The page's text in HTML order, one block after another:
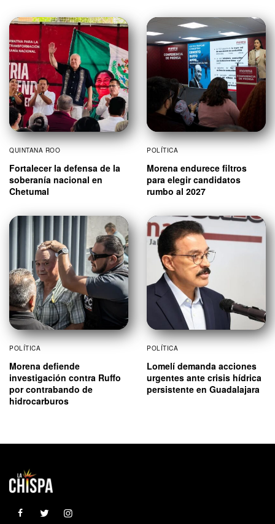
QUINTANA ROO
Fortalecer la defensa de la
soberanía nacional en
Chetumal
POLÍTICA
Morena endurece filtros
para elegir candidatos
rumbo al 2027
POLÍTICA
Morena defiende
investigación contra Ruffo
por contrabando de
hidrocarburos
POLÍTICA
Lomelí demanda acciones
urgentes ante crisis hídrica
persistente en Guadalajara